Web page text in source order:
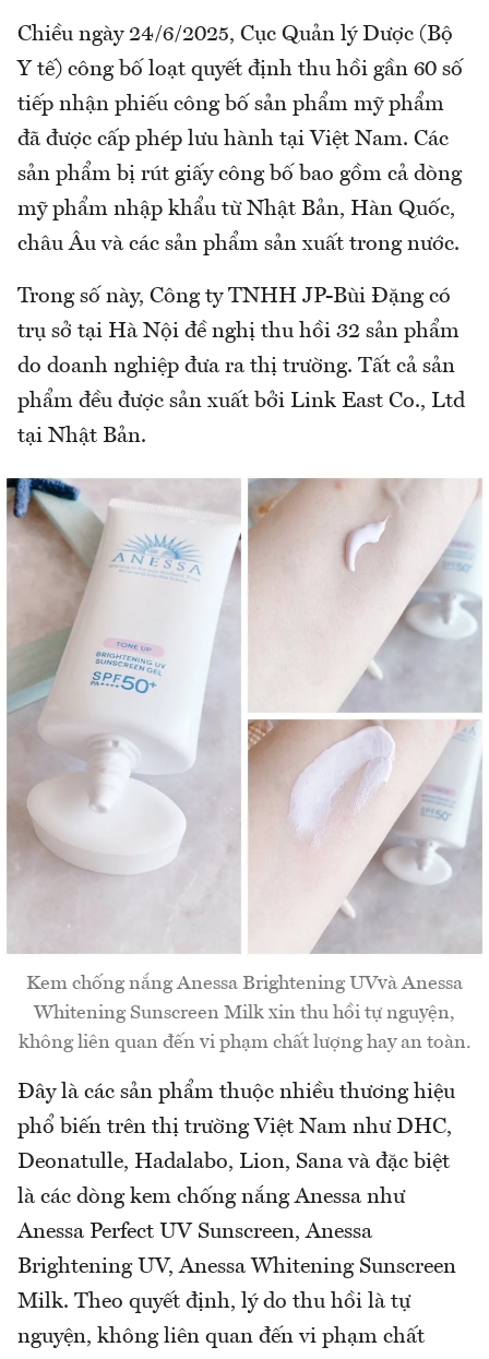
Chiều ngày 24/6/2025, Cục Quản lý Dược (Bộ
Y tế) công bố loạt quyết định thu hồi gần 60 số
tiếp nhận phiếu công bố sản phẩm mỹ phẩm
đã được cấp phép lưu hành tại Việt Nam. Các
sản phẩm bị rút giấy công bố bao gồm cả dòng
mỹ phẩm nhập khẩu từ Nhật Bản, Hàn Quốc,
châu Âu và các sản phẩm sản xuất trong nước.
Trong số này, Công ty TNHH JP-Bùi Đặng có
trụ sở tại Hà Nội đề nghị thu hồi 32 sản phẩm
do doanh nghiệp đưa ra thị trường. Tất cả sản
phẩm đều được sản xuất bởi Link East Co., Ltd
tại Nhật Bản.
Kem chống nắng Anessa Brightening UVvà Anessa
Whitening Sunscreen Milk xin thu hồi tự nguyện,
không liên quan đến vi phạm chất lượng hay an toàn.
Đây là các sản phẩm thuộc nhiều thương hiệu
phổ biến trên thị trường Việt Nam như DHC,
Deonatulle, Hadalabo, Lion, Sana và đặc biệt
là các dòng kem chống nắng Anessa như
Anessa Perfect UV Sunscreen, Anessa
Brightening UV, Anessa Whitening Sunscreen
Milk. Theo quyết định, lý do thu hồi là tự
nguyện, không liên quan đến vi phạm chất